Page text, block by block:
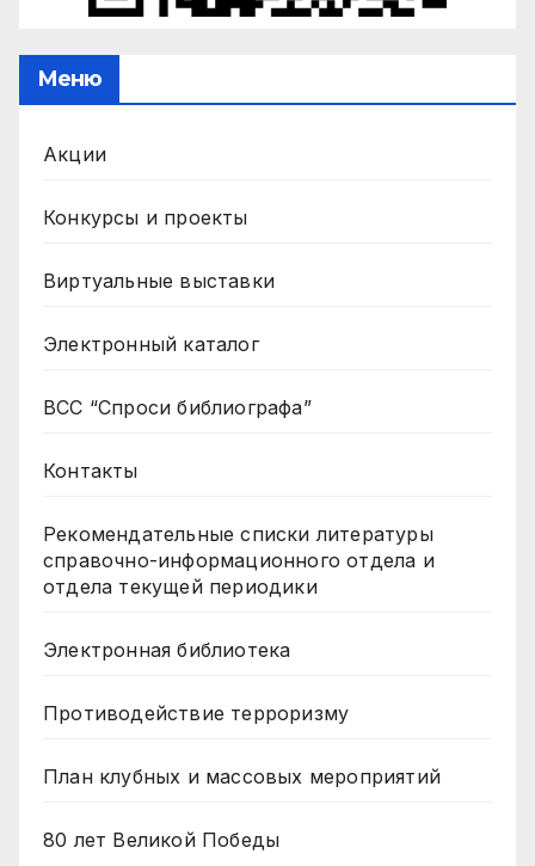
Меню
Акции
Конкурсы и проекты
Виртуальные выставки
Электронный каталог
ВСС “Спроси библиографа”
Контакты
Рекомендательные списки литературы
справочно-информационного отдела и
отдела текущей периодики
Электронная библиотека
Противодействие терроризму
План клубных и массовых мероприятий
80 лет Великой Победы